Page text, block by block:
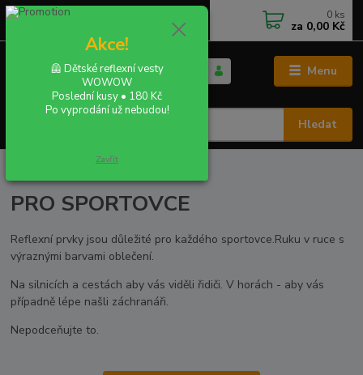
Menu
CZK
Hledat
+420 702 855 412
0 ks
za 0,00 Kč
PRO SPORTOVCE
PRO SPORTOVCE
Reflexní prvky jsou důležité pro každého sportovce.Ruku v ruce s
výraznými barvami oblečení.
Na silnicích a cestách aby vás viděli řidiči. V horách - aby vás
případně lépe našli záchranáři.
Nepodceňujte to.
Akce!
🦺 Dětské reflexní vesty
WOWOW
Poslední kusy • 180 Kč
Po vyprodání už nebudou!
Zavřít